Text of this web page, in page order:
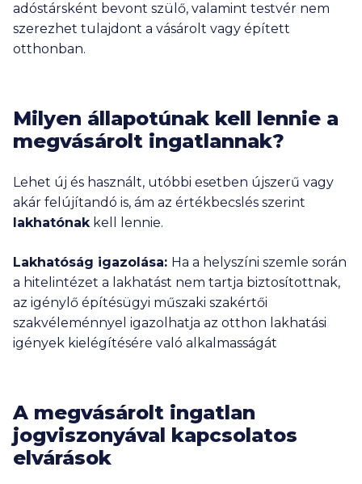
adóstársként bevont szülő, valamint testvér nem
szerezhet tulajdont a vásárolt vagy épített
otthonban.
Milyen állapotúnak kell lennie a
megvásárolt ingatlannak?
Lehet új és használt, utóbbi esetben újszerű vagy
akár felújítandó is, ám az értékbecslés szerint
lakhatónakkell lennie.
Lakhatóság igazolása: Ha a helyszíni szemle során
a hitelintézet a lakhatást nem tartja biztosítottnak,
az igénylő építésügyi műszaki szakértői
szakvéleménnyel igazolhatja az otthon lakhatási
igények kielégítésére való alkalmasságát
A megvásárolt ingatlan
jogviszonyával kapcsolatos
elvárások